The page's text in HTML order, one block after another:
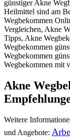
günstiger Akne
Heilmittel sind am
Wegbekommen
Vergleichen, Akne
Tipps, Akne
Wegbekommen
Wegbekommen
Wegbekommen mit
Akne
Weitere
und Angebote: